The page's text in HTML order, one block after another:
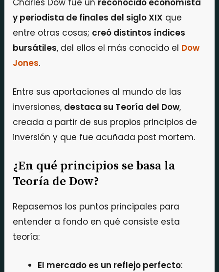
Charles Dow fue un reconocido economista
y periodista de finales del siglo XIX que
entre otras cosas; creó distintos índices
bursátiles, del ellos el más conocido el Dow
Jones.
Entre sus aportaciones al mundo de las
inversiones, destaca su Teoría del Dow,
creada a partir de sus propios principios de
inversión y que fue acuñada post mortem.
¿En qué principios se basa la
Teoría de Dow?
Repasemos los puntos principales para
entender a fondo en qué consiste esta
teoría:
El mercado es un reflejo perfecto: